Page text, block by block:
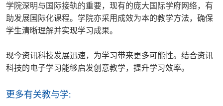
学院深明与国际接轨的重要，现有的庞大国际学府网络，有
助发展国际化课程。学院亦采用成效为本的教学方法，确保
学生清晰理解并实现学习成果。
现今资讯科技发展迅速，为学习带来更多可能性。结合资讯
科技的电子学习能够启发创意教学，提升学习效率。
更多有关教与学: